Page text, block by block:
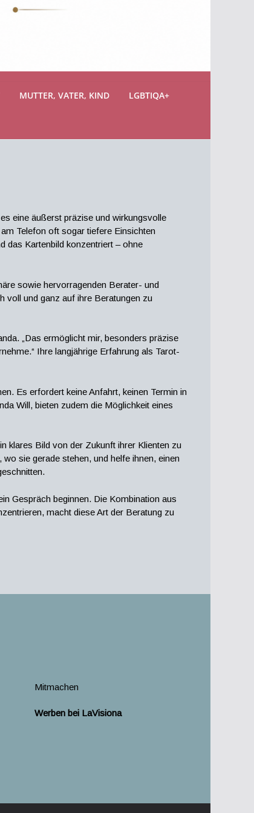
MUTTER, VATER, KIND LGBTIQA+
eine äußerst präzise und wirkungsvolle
Telefon oft sogar tiefere Einsichten
das Kartenbild konzentriert – ohne
sowie hervorragenden Berater- und
voll und ganz auf ihre Beratungen zu
„Das ermöglicht mir, besonders präzise
Ihre langjährige Erfahrung als Tarot-
Es erfordert keine Anfahrt, keinen Termin in
Will, bieten zudem die Möglichkeit eines
klares Bild von der Zukunft ihrer Klienten zu
sie gerade stehen, und helfe ihnen, einen
Gespräch beginnen. Die Kombination aus
macht diese Art der Beratung zu
Mitmachen
Werben bei LaVisiona